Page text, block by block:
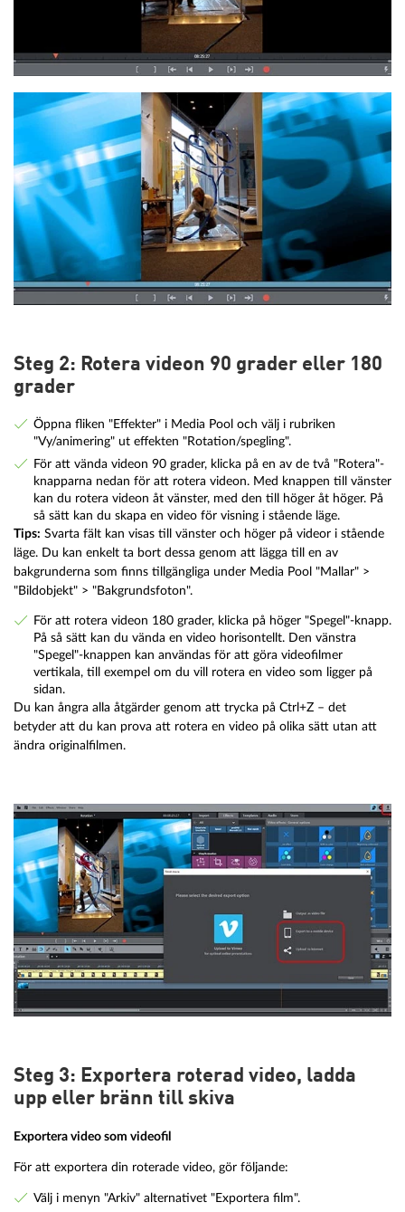
Steg 2: Rotera videon 90 grader eller 180
grader
Öppna fliken "Effekter" i Media Pool och välj i rubriken
"Vy/animering" ut effekten "Rotation/spegling".
För att vända videon 90 grader, klicka på en av de två "Rotera"-
knapparna nedan för att rotera videon. Med knappen till vänster
kan du rotera videon åt vänster, med den till höger åt höger. På
så sätt kan du skapa en video för visning i stående läge.
Tips: Svarta fält kan visas till vänster och höger på videor i stående
läge. Du kan enkelt ta bort dessa genom att lägga till en av
bakgrunderna som finns tillgängliga under Media Pool "Mallar" >
"Bildobjekt" > "Bakgrundsfoton".
För att rotera videon 180 grader, klicka på höger "Spegel"-knapp.
På så sätt kan du vända en video horisontellt. Den vänstra
"Spegel"-knappen kan användas för att göra videofilmer
vertikala, till exempel om du vill rotera en video som ligger på
sidan.
Du kan ångra alla åtgärder genom att trycka på Ctrl+Z – det
betyder att du kan prova att rotera en video på olika sätt utan att
ändra originalfilmen.
Steg 3: Exportera roterad video, ladda
upp eller bränn till skiva
Exportera video som videofil
För att exportera din roterade video, gör följande:
Välj i menyn "Arkiv" alternativet "Exportera film".